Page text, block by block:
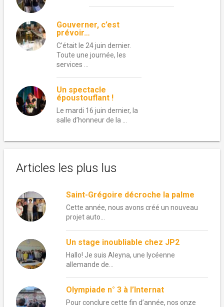
Gouverner, c’est
prévoir…
C’était le 24 juin dernier.
Toute une journée, les
services …
Un spectacle
époustouflant !
Le mardi 16 juin dernier, la
salle d’honneur de la …
Articles les plus lus
Saint-Grégoire décroche la palme
Cette année, nous avons créé un nouveau
projet auto...
Un stage inoubliable chez JP2
Hallo! Je suis Aleyna, une lycéenne
allemande de...
Olympiade n° 3 à l’Internat
Pour conclure cette fin d’année, nos onze